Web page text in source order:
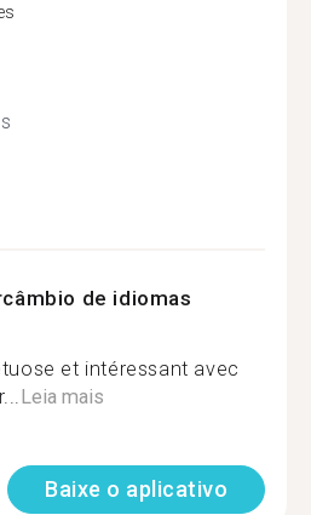
de idiomas
et intéressant avec
Leia mais
Baixe o aplicativo